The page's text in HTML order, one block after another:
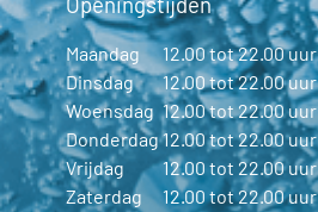
Maandag
12.00 tot 22.00 uur
Dinsdag
12.00 tot 22.00 uur
Woensdag 12.00 tot 22.00 uur
Donderdag12.00 tot 22.00 uur
Vrijdag
12.00 tot 22.00 uur
Zaterdag
12.00 tot 22.00 uur